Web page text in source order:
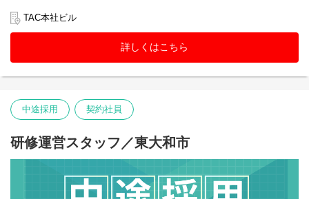
TAC本社ビル
詳しくはこちら
中途採用 契約社員
研修運営スタッフ／東大和市